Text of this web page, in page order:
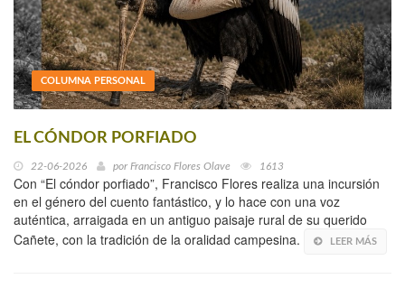
COLUMNA PERSONAL
EL CÓNDOR PORFIADO
22-06-2026 por Francisco Flores Olave 1613
Con “El cóndor porfiado”, Francisco Flores realiza una incursión
en el género del cuento fantástico, y lo hace con una voz
auténtica, arraigada en un antiguo paisaje rural de su querido
Cañete, con la tradición de la oralidad campesina.
LEER MÁS